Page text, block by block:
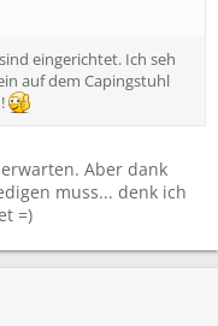
eingerichtet. Ich seh
auf dem Capingstuhl
Aber dank
muss... denk ich
=)